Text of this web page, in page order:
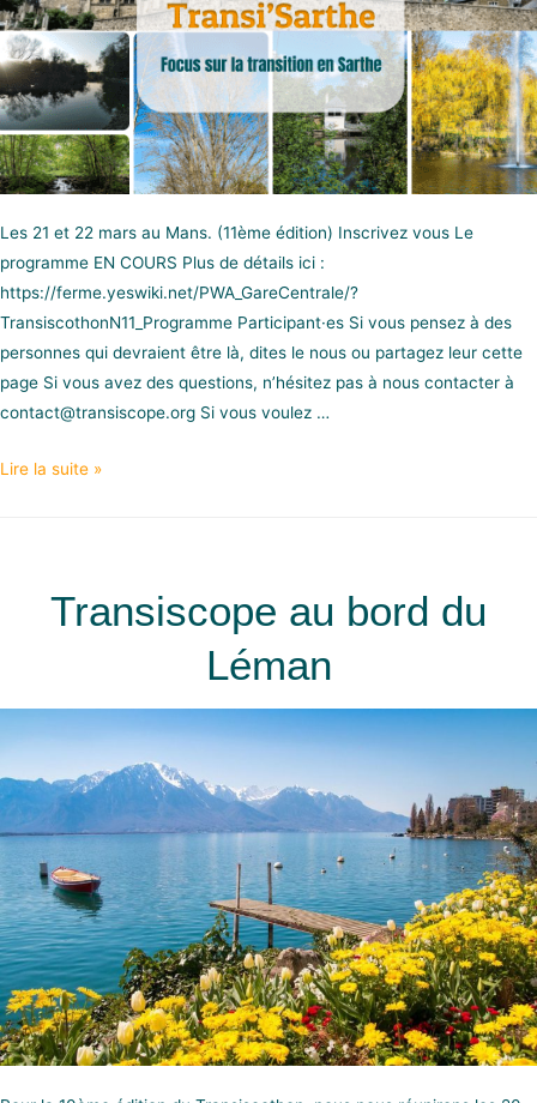
Les 21 et 22 mars au Mans. (11ème édition) Inscrivez vous Le
programme EN COURS Plus de détails ici :
https://ferme.yeswiki.net/PWA_GareCentrale/?
TransiscothonN11_Programme Participant·es Si vous pensez à des
personnes qui devraient être là, dites le nous ou partagez leur cette
page Si vous avez des questions, n’hésitez pas à nous contacter à
contact@transiscope.org Si vous voulez …
Lire la suite »
Transiscope au bord du
Léman